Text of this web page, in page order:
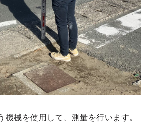
械を使用して、測量を行います。